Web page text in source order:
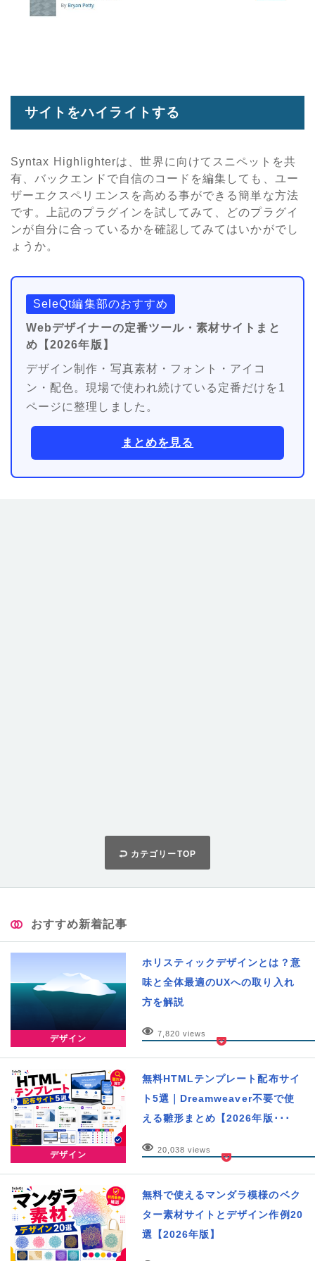
サイトをハイライトする
Syntax Highlighterは、世界に向けてスニペットを共
有、バックエンドで自信のコードを編集しても、ユー
ザーエクスペリエンスを高める事ができる簡単な方法
です。上記のプラグインを試してみて、どのプラグイ
ンが自分に合っているかを確認してみてはいかがでし
ょうか。
SeleQt編集部のおすすめ
Webデザイナーの定番ツール・素材サイトまと
め【2026年版】
デザイン制作・写真素材・フォント・アイコ
ン・配色。現場で使われ続けている定番だけを1
ページに整理しました。
まとめを見る
カテゴリーTOP
おすすめ新着記事
デザイン
ホリスティックデザインとは？意
味と全体最適のUXへの取り入れ
方を解説
7,820 views
デザイン
無料HTMLテンプレート配布サイ
ト5選｜Dreamweaver不要で使
える雛形まとめ【2026年版･･･
20,038 views
無料で使えるマンダラ模様のベク
ター素材サイトとデザイン作例20
選【2026年版】